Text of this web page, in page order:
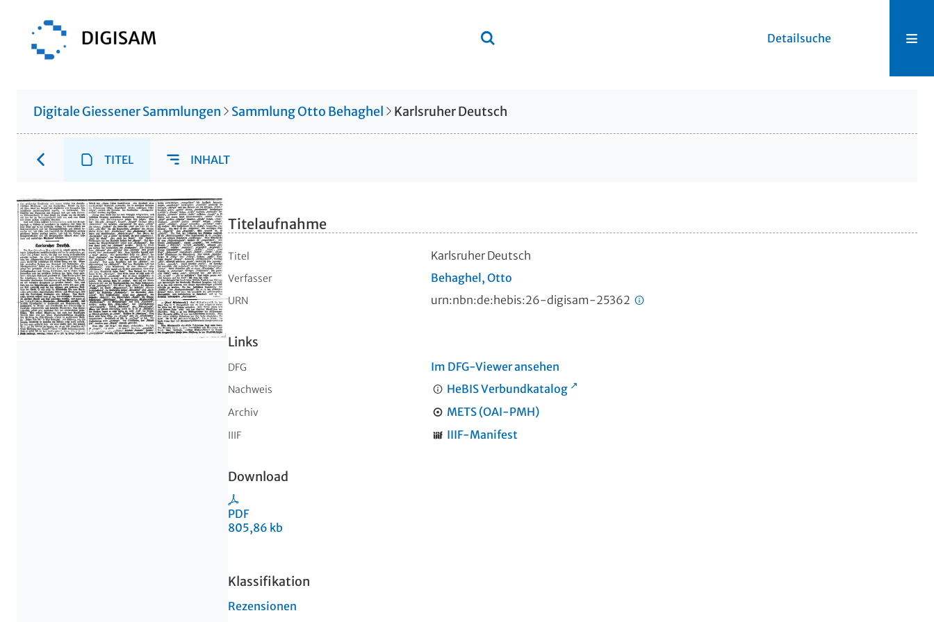
Detailsuche
Digitale Giessener Sammlungen Sammlung Otto Behaghel Karlsruher Deutsch
TITEL INHALT
Titelaufnahme
Titel Karlsruher Deutsch
Verfasser Behaghel, Otto
URN urn:nbn:de:hebis:26-digisam-25362
Links
DFG Im DFG-Viewer ansehen
Nachweis HeBIS Verbundkatalog
Archiv METS (OAI-PMH)
IIIF IIIF-Manifest
Download
PDF
805,86 kb
Klassifikation
Rezensionen